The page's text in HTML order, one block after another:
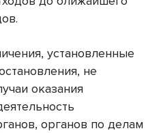
установленные
не
оказания
органов по делам